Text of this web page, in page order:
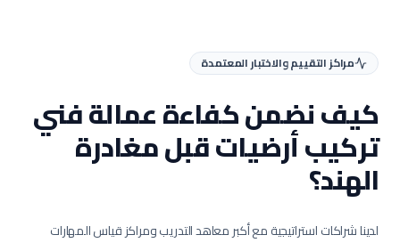
مراكز التقييم والاختبار المعتمدة
كيف نضمن كفاءة عمالةفني
تركيب أرضياتقبل مغادرة
الهند؟
لدينا شراكات استراتيجية مع أكبر معاهد التدريب ومراكز قياس المهارات